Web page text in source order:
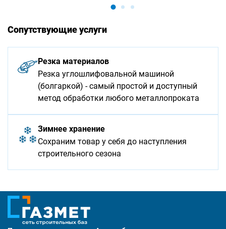
Сопутствующие услуги
Резка материалов
Резка углошлифовальной машиной
(болгаркой) - самый простой и доступный
метод обработки любого металлопроката
Зимнее хранение
Сохраним товар у себя до наступления
строительного сезона